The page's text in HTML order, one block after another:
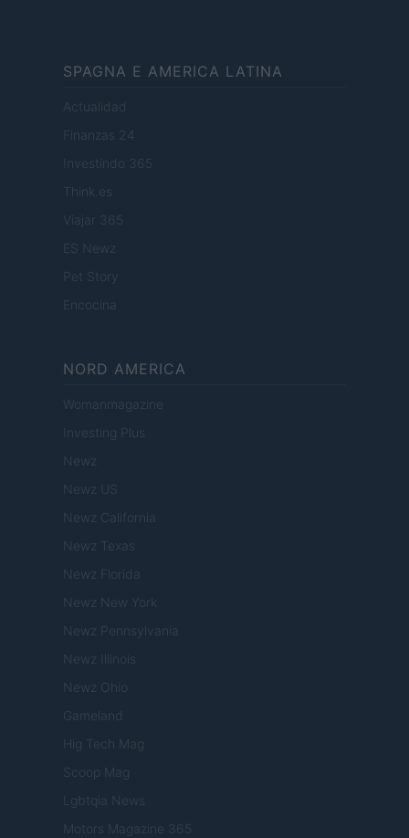
SPAGNA E AMERICA LATINA
Actualidad
Finanzas 24
Investindo 365
Think.es
Viajar 365
ES Newz
Pet Story
Encocina
NORD AMERICA
Womanmagazine
Investing Plus
Newz
Newz US
Newz California
Newz Texas
Newz Florida
Newz New York
Newz Pennsylvania
Newz Illinois
Newz Ohio
Gameland
Hig Tech Mag
Scoop Mag
Lgbtqia News
Motors Magazine 365